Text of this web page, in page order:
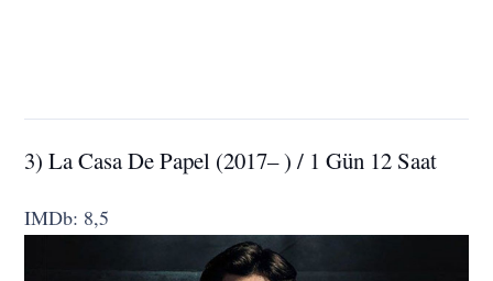
3) La Casa De Papel (2017– ) / 1 Gün 12 Saat
IMDb: 8,5